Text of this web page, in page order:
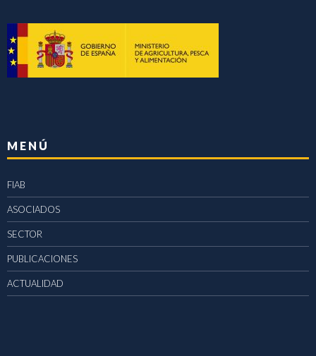
MENÚ
FIAB
ASOCIADOS
SECTOR
PUBLICACIONES
ACTUALIDAD